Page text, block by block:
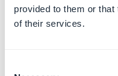
provided to them or
of their services.
"Facebook - 2/2 |
creare e impostare la
Facebook.